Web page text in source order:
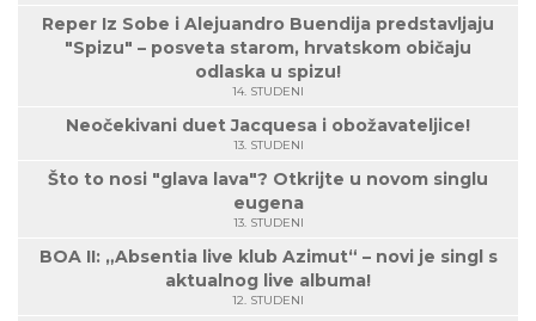
Reper Iz Sobe i Alejuandro Buendija predstavljaju
"Spizu" – posveta starom, hrvatskom običaju
odlaska u spizu!
14. STUDENI
Neočekivani duet Jacquesa i obožavateljice!
13. STUDENI
Što to nosi "glava lava"? Otkrijte u novom singlu
eugena
13. STUDENI
BOA II: „Absentia live klub Azimut“ – novi je singl s
aktualnog live albuma!
12. STUDENI